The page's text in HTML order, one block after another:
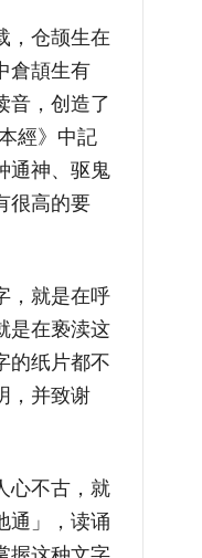
，仓颉生在
倉頡生有
音，创造了
經》中記
通神、驱鬼
很高的要
，就是在呼
是在亵渎这
的纸片都不
，并致谢
心不古，就
通」，读诵